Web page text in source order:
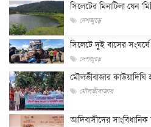
সিলেটের মিনাটিলা যেন
দেশজুড়ে
সিলেটে দুই বাসের সংঘর্ষে
দেশজুড়ে
মৌলভীবাজার কাউয়াদিঘি
মৌলভীবাজার
আদিবাসীদের